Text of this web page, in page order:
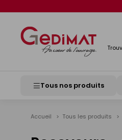
Tous nos produits
Accueil Tous les produits